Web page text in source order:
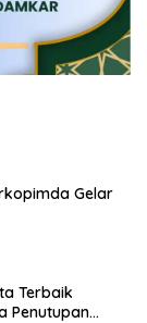
Gelar
Terbaik
Penutupan